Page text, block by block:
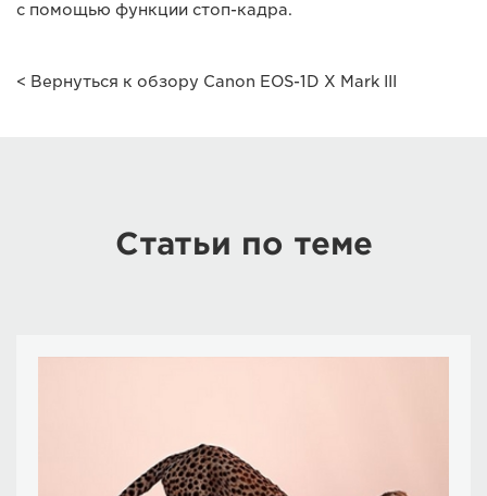
с помощью функции стоп-кадра.
< Вернуться к обзору Canon EOS-1D X Mark III
Cтатьи по теме